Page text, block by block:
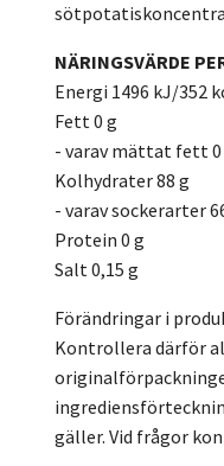
NÄRINGSVÄRDE
Energi 1496 kJ/352
Fett 0 g
- varav mättat fett 0
Kolhydrater 88 g
- varav sockerarter
Protein 0 g
Salt 0,15 g
Förändringar i
Kontrollera därför
gäller. Vid frågor